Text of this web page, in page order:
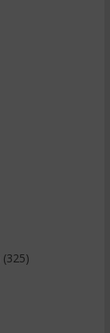
(325)